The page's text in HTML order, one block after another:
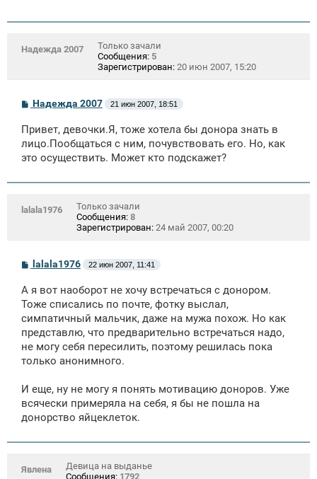
Надежда 2007
Только зачали
Сообщения: 5
Зарегистрирован: 20 июн 2007, 15:20
С
б
щ
н
е
Надежда 2007 21 июн 2007, 18:51
Привет, девочки.Я, тоже хотела бы донора знать в
лицо.Пообщаться с ним, почувствовать его. Но, как
это осуществить. Может кто подскажет?
lalala1976
Только зачали
Сообщения: 8
Зарегистрирован: 24 май 2007, 00:20
С
б
щ
н
и
lalala1976 22 июн 2007, 11:41
А я вот наоборот не хочу встречаться с донором.
Тоже списались по почте, фотку выслал,
симпатичный мальчик, даже на мужа похож. Но как
представлю, что предварительно встречаться надо,
не могу себя пересилить, поэтому решилась пока
только анонимного.
И еще, ну не могу я понять мотивацию доноров. Уже
всячески примеряла на себя, я бы не пошла на
донорство яйцеклеток.
Явлена
Девица на выданье
Сообщения: 1792